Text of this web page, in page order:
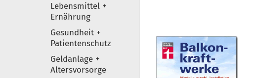
Lebensmittel +
Ernährung
Gesundheit +
Patientenschutz
Geldanlage +
Altersvorsorge